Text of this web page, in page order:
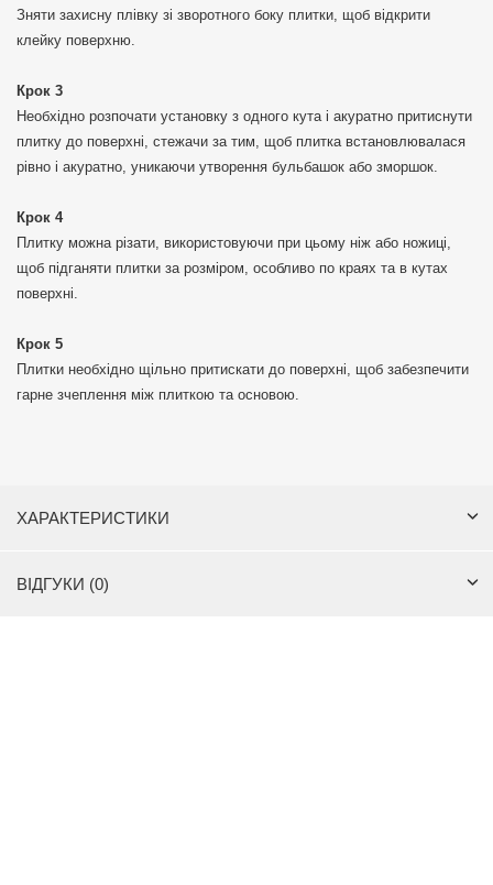
Зняти захисну плівку зі зворотного боку плитки, щоб відкрити
клейку поверхню.
Крок 3
Необхідно розпочати установку з одного кута і акуратно притиснути
плитку до поверхні, стежачи за тим, щоб плитка встановлювалася
рівно і акуратно, уникаючи утворення бульбашок або зморшок.
Крок 4
Плитку можна різати, використовуючи при цьому ніж або ножиці,
щоб підганяти плитки за розміром, особливо по краях та в кутах
поверхні.
Крок 5
Плитки необхідно щільно притискати до поверхні, щоб забезпечити
гарне зчеплення між плиткою та основою.
ХАРАКТЕРИСТИКИ
ВІДГУКИ (0)